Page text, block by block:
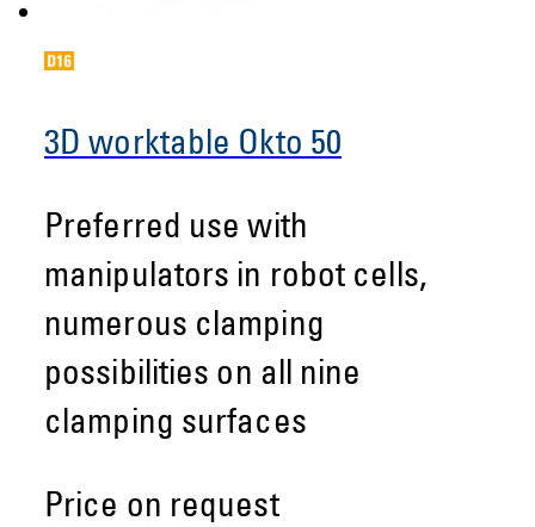
3D worktable Okto 50
Preferred use with
manipulators in robot cells,
numerous clamping
possibilities on all nine
clamping surfaces
Price on request